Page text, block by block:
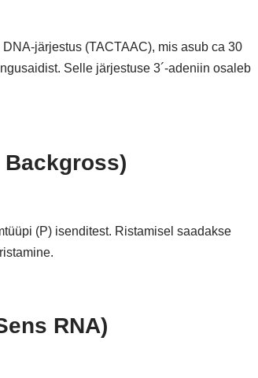
järjestus (TACTAAC), mis asub ca 30
Selle järjestuse 3´-adeniin osaleb
(P) isenditest. Ristamisel saadakse
RNA)